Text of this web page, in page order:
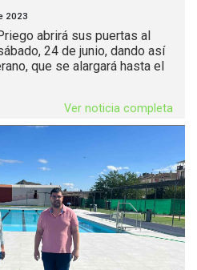
2023
abrirá sus puertas al
24 de junio, dando así
que se alargará hasta el
Ver noticia completa